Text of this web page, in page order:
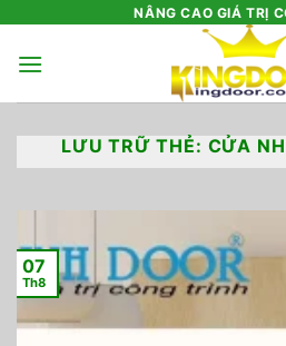
nội
NÂNG CAO GIÁ TRỊ
LƯU TRỮ THẺ: CỬA
07
Th8